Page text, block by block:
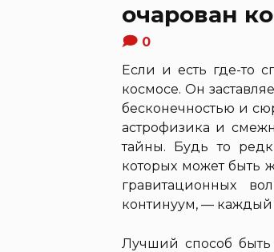
очарован
0
Если и есть где-то
космосе. Он
бесконечностью и
астрофизика и
тайны. Будь то
которых может быть
гравитационных
континуум, — каждый
Лучший способ быть